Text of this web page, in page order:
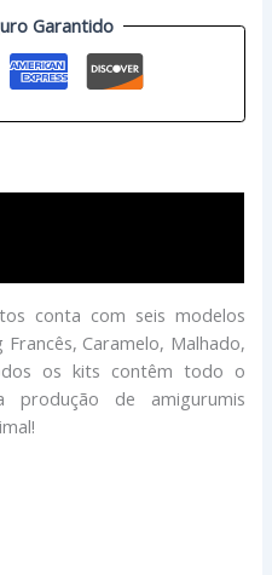
Garantido
conta com seis modelos
Caramelo, Malhado,
os kits contêm todo o
produção de amigurumis